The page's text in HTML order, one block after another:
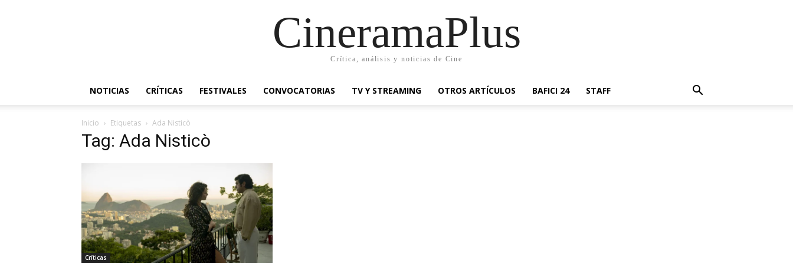
CineramaPlus
Crítica, análisis y noticias de Cine
NOTICIAS CRÍTICAS FESTIVALES CONVOCATORIAS TV Y STREAMING OTROS ARTÍCULOS BAFICI 24 STAFF
Inicio Etiquetas Ada Nisticò
Tag: Ada Nisticò
Críticas